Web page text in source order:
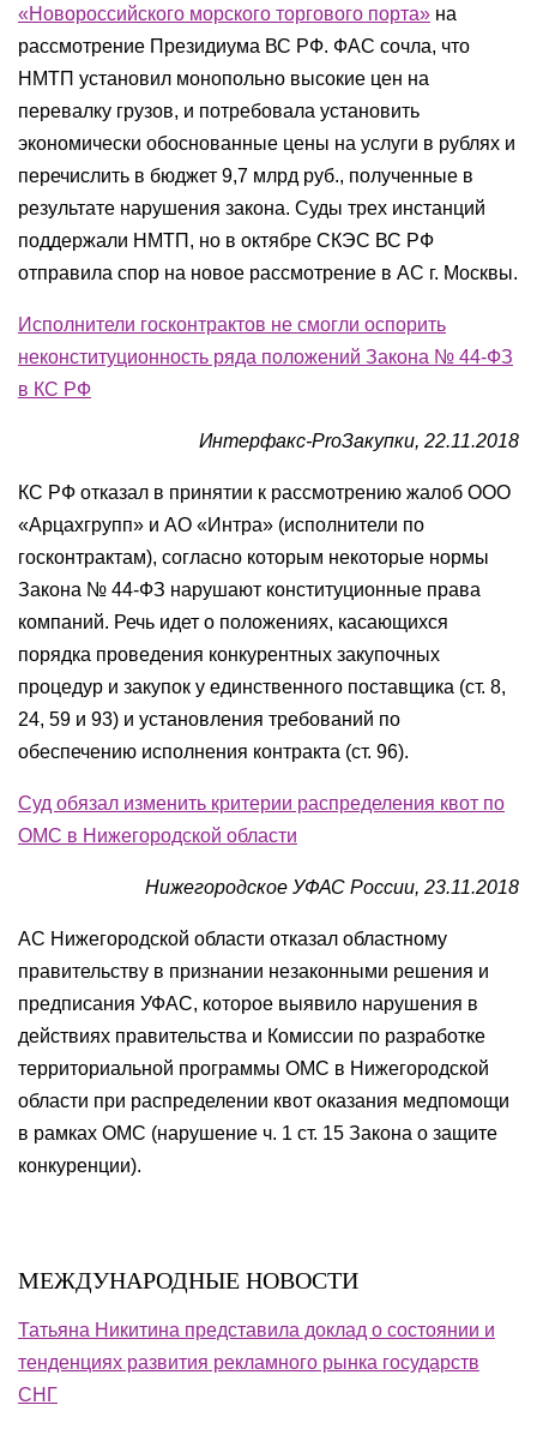
«Новороссийского морского торгового порта» на
рассмотрение Президиума ВС РФ. ФАС сочла, что
НМТП установил монопольно высокие цен на
перевалку грузов, и потребовала установить
экономически обоснованные цены на услуги в рублях и
перечислить в бюджет 9,7 млрд руб., полученные в
результате нарушения закона. Суды трех инстанций
поддержали НМТП, но в октябре СКЭС ВС РФ
отправила спор на новое рассмотрение в АС г. Москвы.
Исполнители госконтрактов не смогли оспорить
неконституционность ряда положений Закона № 44-ФЗ
в КС РФ
Интерфакс-ProЗакупки, 22.11.2018
КС РФ отказал в принятии к рассмотрению жалоб ООО
«Арцахгрупп» и АО «Интра» (исполнители по
госконтрактам), согласно которым некоторые нормы
Закона № 44-ФЗ нарушают конституционные права
компаний. Речь идет о положениях, касающихся
порядка проведения конкурентных закупочных
процедур и закупок у единственного поставщика (ст. 8,
24, 59 и 93) и установления требований по
обеспечению исполнения контракта (ст. 96).
Суд обязал изменить критерии распределения квот по
ОМС в Нижегородской области
Нижегородское УФАС России, 23.11.2018
АС Нижегородской области отказал областному
правительству в признании незаконными решения и
предписания УФАС, которое выявило нарушения в
действиях правительства и Комиссии по разработке
территориальной программы ОМС в Нижегородской
области при распределении квот оказания медпомощи
в рамках ОМС (нарушение ч. 1 ст. 15 Закона о защите
конкуренции).
МЕЖДУНАРОДНЫЕ НОВОСТИ
Татьяна Никитина представила доклад о состоянии и
тенденциях развития рекламного рынка государств
СНГ